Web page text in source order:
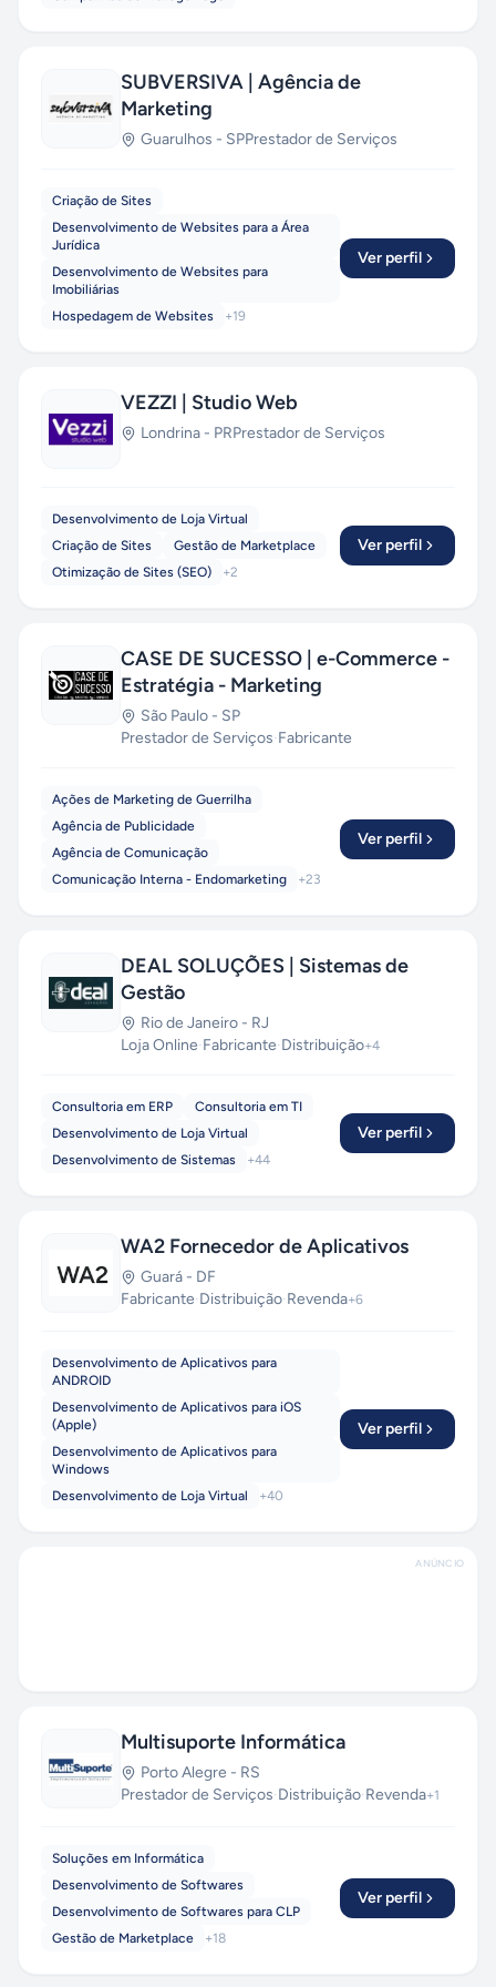
mantemos parcerias com empresas em todo o
Brasil, oferecendo orçamentos transparentes,
prazos enxutos e relacionamento próximo. Da
startup que valida uma ideia ao grupo industrial
entrega. Fale com a gente e descubra como
acelerar seu próximo projeto com IA aplicada de
Orçamento gratuito e sem
compromisso.
SUBVERSIVA | Agência de
Marketing
Guarulhos - SPPrestador de Serviços
Criação de Sites
Desenvolvimento de Websites para a Área
Jurídica
Desenvolvimento de Websites para
Imobiliárias
Hospedagem de Websites
+19
Ver perfil
VEZZI | Studio Web
Londrina - PRPrestador de Serviços
Desenvolvimento de Loja Virtual
Criação de Sites
Gestão de Marketplace
Otimização de Sites (SEO)
+2
Ver perfil
CASE DE SUCESSO | e-Commerce -
Estratégia - Marketing
São Paulo - SP
Prestador de Serviços·Fabricante
Ações de Marketing de Guerrilha
Agência de Publicidade
Agência de Comunicação
Comunicação Interna - Endomarketing
+23
Ver perfil
DEAL SOLUÇÕES | Sistemas de
Gestão
Rio de Janeiro - RJ
Loja Online·Fabricante·Distribuição+4
Consultoria em ERP
Consultoria em TI
Desenvolvimento de Loja Virtual
Desenvolvimento de Sistemas
+44
Ver perfil
WA2 Fornecedor de Aplicativos
Guará - DF
Fabricante·Distribuição·Revenda+6
Desenvolvimento de Aplicativos para
ANDROID
Desenvolvimento de Aplicativos para iOS
(Apple)
Desenvolvimento de Aplicativos para
Windows
Desenvolvimento de Loja Virtual
+40
Ver perfil
ANÚNCIO
Multisuporte Informática
Porto Alegre - RS
Prestador de Serviços·Distribuição·Revenda+1
Soluções em Informática
Desenvolvimento de Softwares
Desenvolvimento de Softwares para CLP
Gestão de Marketplace
+18
Ver perfil